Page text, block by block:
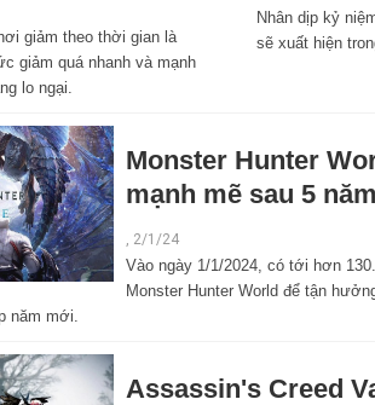
giảm theo thời gian là
giảm quá nhanh và mạnh
lo ngại.
Nhân dịp kỷ
sẽ xuất hiện
Monster Hunter
mạnh mẽ sau 5
, 2/1/24
Vào ngày 1/1/2024, có tới hơn
Monster Hunter World để tận
năm mới.
Assassin's Creed